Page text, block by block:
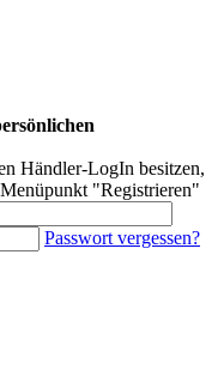
Händler-LogIn besitzen,
"Registrieren"
Passwort vergessen?